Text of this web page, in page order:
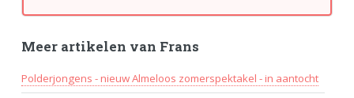
Meer artikelen van Frans
Polderjongens - nieuw Almeloos zomerspektakel - in aantocht